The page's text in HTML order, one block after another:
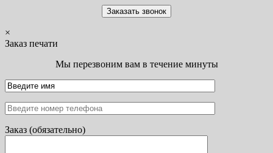
×
Заказ печати
Мы перезвоним вам в течение минуты
Заказ (обязательно)